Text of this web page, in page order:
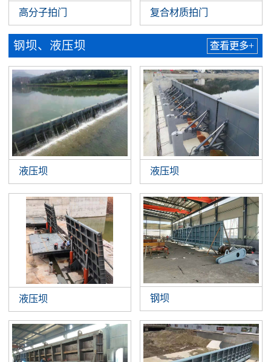
高分子拍门 复合材质拍门
钢坝、液压坝 查看更多+
液压坝 液压坝
液压坝 钢坝